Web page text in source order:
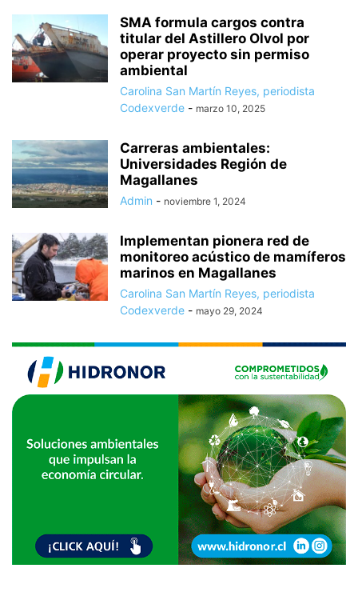
SMA formula cargos contra
titular del Astillero Olvol por
operar proyecto sin permiso
ambiental
Carolina San Martín Reyes, periodista
Codexverde - marzo 10, 2025
Carreras ambientales:
Universidades Región de
Magallanes
Admin - noviembre 1, 2024
Implementan pionera red de
monitoreo acústico de mamíferos
marinos en Magallanes
Carolina San Martín Reyes, periodista
Codexverde - mayo 29, 2024